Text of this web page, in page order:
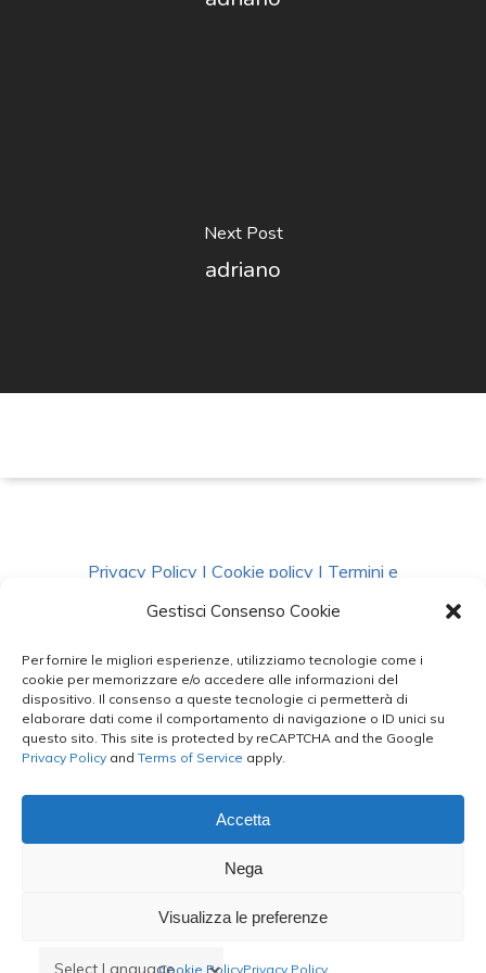
Gestisci Consenso Cookie
Per fornire le migliori esperienze, utilizziamo tecnologie come i
cookie per memorizzare e/o accedere alle informazioni del
dispositivo. Il consenso a queste tecnologie ci permetterà di
elaborare dati come il comportamento di navigazione o ID unici su
questo sito. This site is protected by reCAPTCHA and the Google
Privacy Policy and Terms of Service apply.
Accetta
Nega
Visualizza le preferenze
Cookie PolicyPrivacy Policy
Next Post
adriano
Privacy Policy | Cookie policy | Termini e
Condizioni|Richiedi Dati
facebook instagram whatsappphone
email
Le Bontà del Capo ©